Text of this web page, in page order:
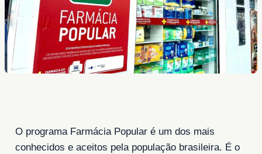
O programa Farmácia Popular é um dos mais
conhecidos e aceitos pela população brasileira. É o